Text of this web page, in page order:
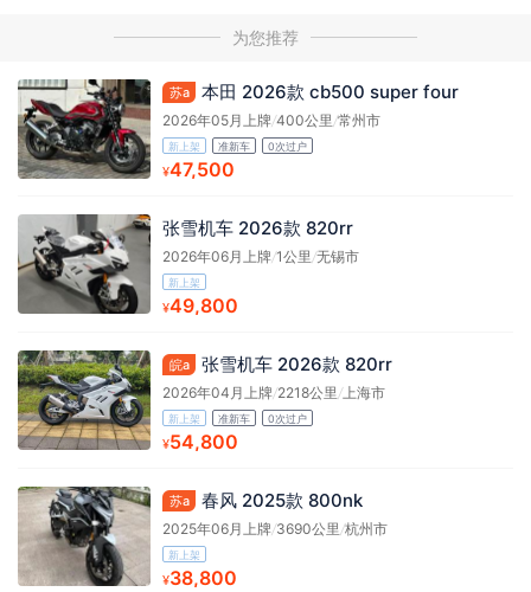
为您推荐
苏a 本田 2026款 cb500 super four
2026年05月上牌/400公里/常州市
新上架 准新车 0次过户
¥47,500
张雪机车 2026款 820rr
2026年06月上牌/1公里/无锡市
新上架
¥49,800
皖a 张雪机车 2026款 820rr
2026年04月上牌/2218公里/上海市
新上架 准新车 0次过户
¥54,800
苏a 春风 2025款 800nk
2025年06月上牌/3690公里/杭州市
新上架
¥38,800